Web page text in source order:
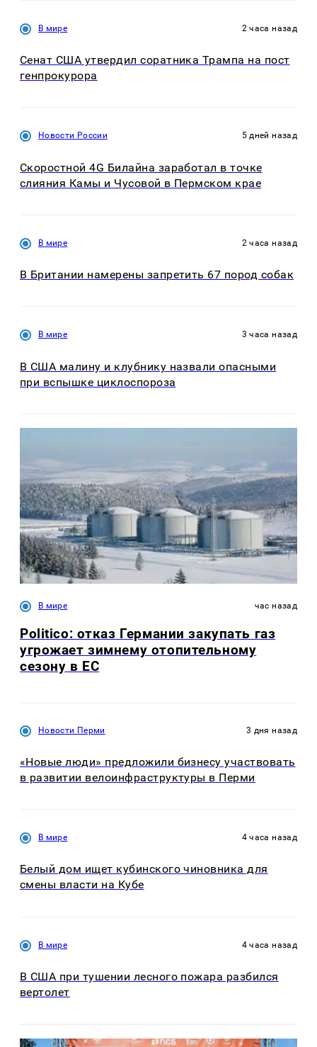
В мире 2 часа назад
Сенат США утвердил соратника Трампа на пост
генпрокурора
Новости России 5 дней назад
Скоростной 4G Билайна заработал в точке
слияния Камы и Чусовой в Пермском крае
В мире 2 часа назад
В Британии намерены запретить 67 пород собак
В мире 3 часа назад
В США малину и клубнику назвали опасными
при вспышке циклоспороза
В мире час назад
Politico: отказ Германии закупать газ
угрожает зимнему отопительному
сезону в ЕС
Новости Перми 3 дня назад
«Новые люди» предложили бизнесу участвовать
в развитии велоинфраструктуры в Перми
В мире 4 часа назад
Белый дом ищет кубинского чиновника для
смены власти на Кубе
В мире 4 часа назад
В США при тушении лесного пожара разбился
вертолет